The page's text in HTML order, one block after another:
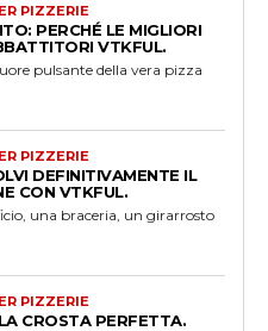
PIZZERIE
PERCHÉ LE MIGLIORI
VTKFUL.
pulsante della vera pizza
PIZZERIE
DEFINITIVAMENTE IL
CON VTKFUL.
una braceria, un girarrosto
PIZZERIE
CROSTA PERFETTA.